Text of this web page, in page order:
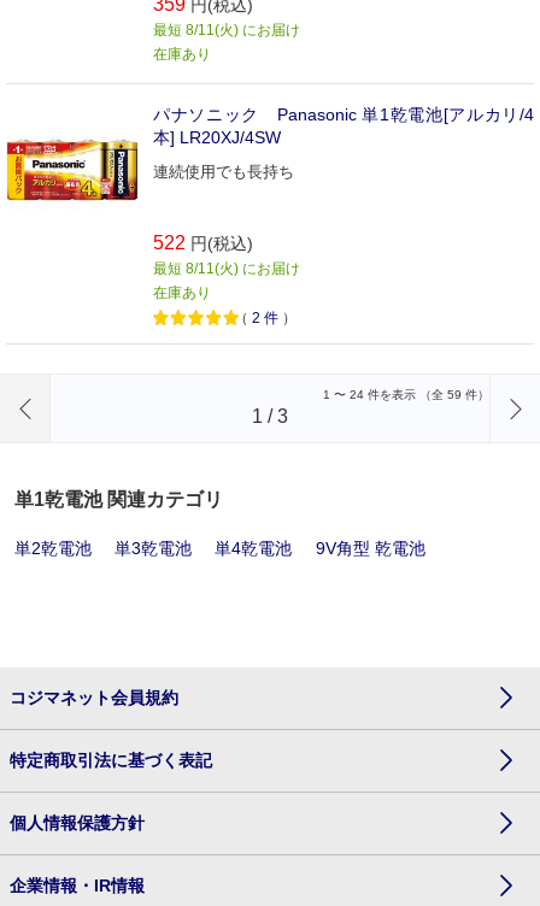
円(税込)
最短 8/11(火) にお届け
在庫あり
パナソニック Panasonic 単1乾電池[アルカリ/4
本] LR20XJ/4SW
連続使用でも長持ち
522 円(税込)
最短 8/11(火) にお届け
在庫あり
（ 2 件 ）
1 〜 24 件を表示 （全 59 件）
1 /3
単1乾電池 関連カテゴリ
単2乾電池 単3乾電池 単4乾電池 9V角型 乾電池
コジマネット会員規約
特定商取引法に基づく表記
個人情報保護方針
企業情報・IR情報